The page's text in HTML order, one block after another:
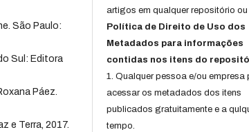
São Paulo:
Sul: Editora
Páez.
e Terra, 2017.
artigos em qualquer repositório ou
Política de Direito de Uso dos
Metadados para informações
contidas nos itens do
1. Qualquer pessoa e/ou empresa
acessar os metadados dos itens
publicados gratuitamente e a
tempo.